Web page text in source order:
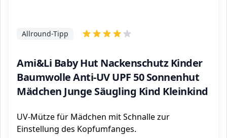
Ami&Li Baby Hut Nackenschutz Kinder
Baumwolle Anti-UV UPF 50 Sonnenhut
Mädchen Junge Säugling Kind Kleinkind
Allround-Tipp
UV-Mütze für Mädchen mit Schnalle zur
Einstellung des Kopfumfanges.